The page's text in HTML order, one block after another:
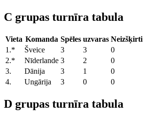
C grupas turnīra tabula
Vieta Komanda Spēles uzvaras Neizšķirti
1.*
Šveice 3 3 0
2.*
Nīderlande 3 2 0
3.
Dānija 3 1 0
4.
Ungārija 3 0 0
D grupas turnīra tabula